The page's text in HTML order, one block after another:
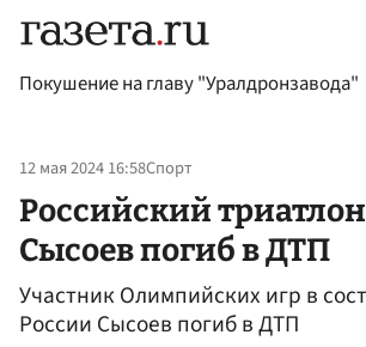
Покушение на главу "Уралдронзавода"
12 мая 2024 16:58Спорт
Российский
Сысоев погиб в ДТП
Участник Олимпийских игр в
России Сысоев погиб в ДТП